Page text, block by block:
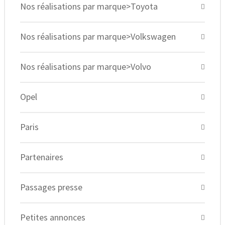
Nos réalisations par marque>Toyota
Nos réalisations par marque>Volkswagen
Nos réalisations par marque>Volvo
Opel
Paris
Partenaires
Passages presse
Petites annonces